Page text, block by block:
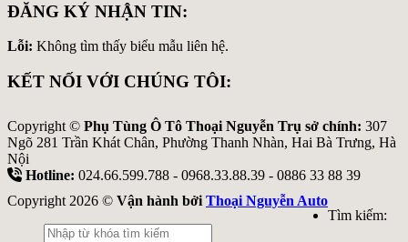
ĐĂNG KÝ NHẬN TIN:
Lỗi: Không tìm thấy biểu mẫu liên hệ.
KẾT NỐI VỚI CHÚNG TÔI:
Copyright © Phụ Tùng Ô Tô Thoại Nguyễn Trụ sở chính: 307
Ngõ 281 Trần Khát Chân, Phường Thanh Nhàn, Hai Bà Trưng, Hà
Nội
Hotline: 024.66.599.788 - 0968.33.88.39 - 0886 33 88 39
Copyright 2026 © Vận hành bởi Thoại Nguyễn Auto
Tìm kiếm: